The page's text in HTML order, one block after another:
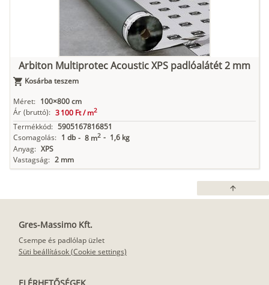
Arbiton Multiprotec Acoustic XPS padlóalátét 2 mm
Kosárba teszem
Méret: 100×800 cm
Ár (bruttó): 3 100 Ft /m2
Termékkód: 5905167816851
Csomagolás: 1 db - 8 m2 - 1,6 kg
Anyag: XPS
Vastagság: 2 mm
arrow_upward
Gres-Massimo Kft.
Csempe és padlólap üzlet
Süti beállítások (Cookie settings)